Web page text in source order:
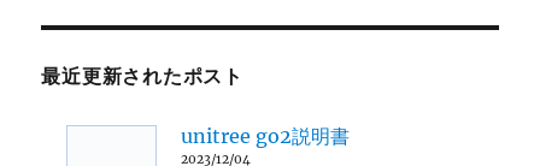
最近更新されたポスト
unitree go2説明書
2023/12/04